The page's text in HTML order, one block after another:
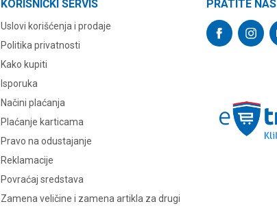
KORISNIČKI SERVIS
Uslovi korišćenja i prodaje
Politika privatnosti
Kako kupiti
Isporuka
Načini plaćanja
Plaćanje karticama
Pravo na odustajanje
Reklamacije
Povraćaj sredstava
Zamena veličine i zamena artikla za drugi
PRATITE NAS